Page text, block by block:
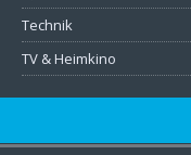
Technik
TV & Heimkino